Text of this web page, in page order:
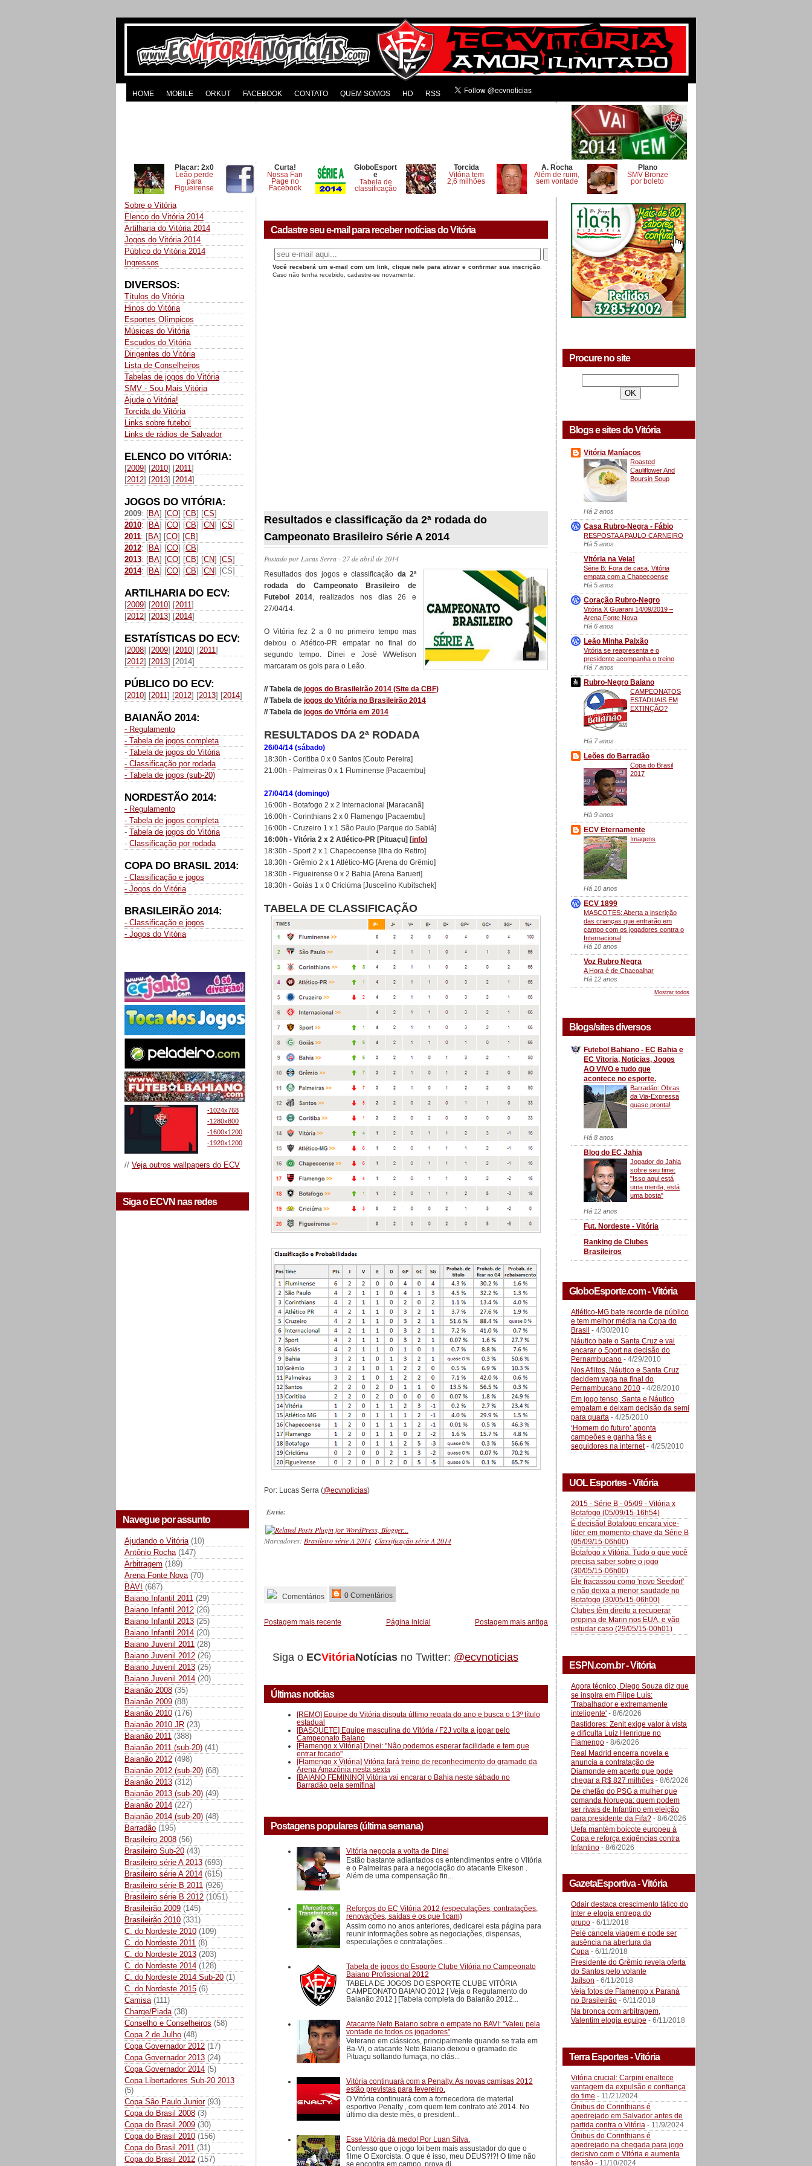
HOME MOBILE ORKUT FACEBOOK CONTATO QUEM SOMOS HD RSS
Placar: 2x0
Leão perde
para
Figueirense
Curta!
Nossa Fan
Page no
Facebook
GloboEsport
e
Tabela de
classificação
Torcida
Vitória tem
2,6 milhões
A. Rocha
Além de ruim,
sem vontade
Plano
SMV Bronze
por boleto
Sobre o Vitória
Elenco do Vitória 2014
Artilharia do Vitória 2014
Jogos do Vitória 2014
Público do Vitória 2014
Ingressos
DIVERSOS:
Títulos do Vitória
Hinos do Vitória
Esportes Olímpicos
Músicas do Vitória
Escudos do Vitória
Dirigentes do Vitória
Lista de Conselheiros
Tabelas de jogos do Vitória
SMV - Sou Mais Vitória
Ajude o Vitória!
Torcida do Vitória
Links sobre futebol
Links de rádios de Salvador
ELENCO DO VITÓRIA:
[2009] [2010] [2011]
[2012] [2013] [2014]
JOGOS DO VITÓRIA:
2009: [BA] [CO] [CB] [CS]
2010: [BA] [CO] [CB] [CN] [CS]
2011: [BA] [CO] [CB]
2012: [BA] [CO] [CB]
2013: [BA] [CO] [CB] [CN] [CS]
2014: [BA] [CO] [CB] [CN] [CS]
ARTILHARIA DO ECV:
[2009] [2010] [2011]
[2012] [2013] [2014]
ESTATÍSTICAS DO ECV:
[2008] [2009] [2010] [2011]
[2012] [2013] [2014]
PÚBLICO DO ECV:
[2010] [2011] [2012] [2013] [2014]
BAIANÃO 2014:
- Regulamento
- Tabela de jogos completa
- Tabela de jogos do Vitória
- Classificação por rodada
- Tabela de jogos (sub-20)
NORDESTÃO 2014:
- Regulamento
- Tabela de jogos completa
- Tabela de jogos do Vitória
- Classificação por rodada
COPA DO BRASIL 2014:
- Classificação e jogos
- Jogos do Vitória
BRASILEIRÃO 2014:
- Classificação e jogos
- Jogos do Vitória
-1024x768
-1280x800
-1600x1200
-1920x1200
// Veja outros wallpapers do ECV
Siga o ECVN nas redes
Navegue por assunto
Ajudando o Vitória (10)
Antônio Rocha (147)
Arbitragem (189)
Arena Fonte Nova (70)
BAVI (687)
Baiano Infantil 2011 (29)
Baiano Infantil 2012 (26)
Baiano Infantil 2013 (25)
Baiano Infantil 2014 (20)
Baiano Juvenil 2011 (28)
Baiano Juvenil 2012 (26)
Baiano Juvenil 2013 (25)
Baiano Juvenil 2014 (20)
Baianão 2008 (35)
Baianão 2009 (88)
Baianão 2010 (176)
Baianão 2010 JR (23)
Baianão 2011 (388)
Baianão 2011 (sub-20) (41)
Baianão 2012 (498)
Baianão 2012 (sub-20) (68)
Baianão 2013 (312)
Baianão 2013 (sub-20) (49)
Baianão 2014 (227)
Baianão 2014 (sub-20) (48)
Barradão (195)
Brasileiro 2008 (56)
Brasileiro Sub-20 (43)
Brasileiro série A 2013 (693)
Brasileiro série A 2014 (615)
Brasileiro série B 2011 (926)
Brasileiro série B 2012 (1051)
Brasileirão 2009 (145)
Brasileirão 2010 (331)
C. do Nordeste 2010 (109)
C. do Nordeste 2011 (8)
C. do Nordeste 2013 (203)
C. do Nordeste 2014 (128)
C. do Nordeste 2014 Sub-20 (1)
C. do Nordeste 2015 (6)
Camisa (111)
Charge/Piada (38)
Conselho e Conselheiros (58)
Copa 2 de Julho (48)
Copa Governador 2012 (17)
Copa Governador 2013 (24)
Copa Governador 2014 (5)
Copa Libertadores Sub-20 2013
(5)
Copa São Paulo Junior (93)
Copa do Brasil 2008 (3)
Copa do Brasil 2009 (30)
Copa do Brasil 2010 (156)
Copa do Brasil 2011 (31)
Copa do Brasil 2012 (157)
Cadastre seu e-mail para receber notícias do Vitória
Você receberá um e-mail com um link, clique nele para ativar e confirmar sua inscrição
Caso não tenha recebido, cadastre-se novamente.
Resultados e classificação da 2ª rodada do
Campeonato Brasileiro Série A 2014
Postado porLucas Serra- 27 de abril de 2014
Resultados dos jogos e classificação da 2ª
rodada do Campeonato Brasileiro de
Futebol 2014, realizados nos dias 26 e
27/04/14.
O Vitória fez 2 a 0 no primeiro tempo mas
deixou o Atlético-PR empatar no final do
segundo tempo. Dinei e José WWelison
marcaram os gols para o Leão.
// Tabela de jogos do Brasileirão 2014 (Site da CBF)
// Tabela de jogos do Vitória no Brasileirão 2014
// Tabela de jogos do Vitória em 2014
RESULTADOS DA 2ª RODADA
26/04/14 (sábado)
18:30h - Coritiba 0 x 0 Santos [Couto Pereira]
21:00h - Palmeiras 0 x 1 Fluminense [Pacaembu]
27/04/14 (domingo)
16:00h - Botafogo 2 x 2 Internacional [Maracanã]
16:00h - Corinthians 2 x 0 Flamengo [Pacaembu]
16:00h - Cruzeiro 1 x 1 São Paulo [Parque do Sabiá]
16:00h - Vitória 2 x 2 Atlético-PR [Pituaçu] [info]
18:30h - Sport 2 x 1 Chapecoense [Ilha do Retiro]
18:30h - Grêmio 2 x 1 Atlético-MG [Arena do Grêmio]
18:30h - Figueirense 0 x 2 Bahia [Arena Barueri]
18:30h - Goiás 1 x 0 Criciúma [Juscelino Kubitschek]
TABELA DE CLASSIFICAÇÃO
Por: Lucas Serra (@ecvnoticias)
Envie:
Marcadores: Brasileiro série A 2014, Classificação série A 2014
Comentários 0 Comentários
Postagem mais recente Postagem mais antiga
Página inicial
Siga o ECVitóriaNotícias no Twitter: @ecvnoticias
Últimas notícias
[REMO] Equipe do Vitória disputa último regata do ano e busca o 13º título
estadual
[BASQUETE] Equipe masculina do Vitória / F2J volta a jogar pelo
Campeonato Baiano
[Flamengo x Vitória] Dinei: "Não podemos esperar facilidade e tem que
entrar focado"
[Flamengo x Vitória] Vitória fará treino de reconhecimento do gramado da
Arena Amazônia nesta sexta
[BAIANO FEMININO] Vitória vai encarar o Bahia neste sábado no
Barradão pela semifinal
Postagens populares (última semana)
Vitória negocia a volta de Dinei
Estão bastante adiantados os entendimentos entre o Vitória
e o Palmeiras para a negociação do atacante Elkeson .
Além de uma compensação fin...
Reforços do EC Vitória 2012 (especulações, contratações,
renovações, saídas e os que ficam)
Assim como no anos anteriores, dedicarei esta página para
reunir informações sobre as negociações, dispensas,
especulações e contratações...
Tabela de jogos do Esporte Clube Vitória no Campeonato
Baiano Profissional 2012
TABELA DE JOGOS DO ESPORTE CLUBE VITÓRIA
CAMPEONATO BAIANO 2012 [ Veja o Regulamento do
Baianão 2012 ] [Tabela completa do Baianão 2012...
Atacante Neto Baiano sobre o empate no BAVI: "Valeu pela
vontade de todos os jogadores"
Veterano em clássicos, principalmente quando se trata em
Ba-Vi, o atacante Neto Baiano deixou o gramado de
Pituaçu soltando fumaça, no clás...
Vitória continuará com a Penalty. As novas camisas 2012
estão previstas para fevereiro.
O Vitória continuará com a fornecedora de material
esportivo Penalty , com quem tem contrato até 2014. No
último dia deste mês, o president...
Esse Vitória dá medo! Por Luan Silva.
Confesso que o jogo foi bem mais assustador do que o
filme O Exorcista. O que é isso, meu DEUS?!?! O time não
se encontra em campo, prova di...
Procure no site
Blogs e sites do Vitória
Vitória Maníacos
Roasted
Cauliflower And
Boursin Soup
Há 2 anos
Casa Rubro-Negra - Fábio
RESPOSTA A PAULO CARNEIRO
Há 5 anos
Vitória na Veia!
Série B: Fora de casa, Vitória
empata com a Chapecoense
Há 5 anos
Coração Rubro-Negro
Vitória X Guarani 14/09/2019 –
Arena Fonte Nova
Há 6 anos
Leão Minha Paixão
Vitória se reapresenta e o
presidente acompanha o treino
Há 7 anos
Rubro-Negro Baiano
CAMPEONATOS
ESTADUAIS EM
EXTINÇÃO?
Há 7 anos
Leões do Barradão
Copa do Brasil
2017
Há 9 anos
ECV Eternamente
Imagens
Há 10 anos
ECV 1899
MASCOTES: Aberta a inscrição
das crianças que entrarão em
campo com os jogadores contra o
Internacional
Há 10 anos
Voz Rubro Negra
A Hora é de Chacoalhar
Há 12 anos
Mostrar todos
Blogs/sites diversos
Futebol Bahiano - EC Bahia e
EC Vitoria, Noticias, Jogos
AO VIVO e tudo que
acontece no esporte.
Barradão: Obras
da Via-Expressa
quase pronta!
Há 8 anos
Blog do EC Jahia
Jogador do Jahia
sobre seu time:
"Isso aqui está
uma merda, está
uma bosta"
Há 12 anos
Fut. Nordeste - Vitória
Ranking de Clubes
Brasileiros
GloboEsporte.com - Vitória
Atlético-MG bate recorde de público
e tem melhor média na Copa do
Brasil - 4/30/2010
Náutico bate o Santa Cruz e vai
encarar o Sport na decisão do
Pernambucano - 4/29/2010
Nos Aflitos, Náutico e Santa Cruz
decidem vaga na final do
Pernambucano 2010 - 4/28/2010
Em jogo tenso, Santa e Náutico
empatam e deixam decisão da semi
para quarta - 4/25/2010
‘Homem do futuro’ aponta
campeões e ganha fãs e
seguidores na internet- 4/25/2010
UOL Esportes - Vitória
2015 - Série B - 05/09 - Vitória x
Botafogo (05/09/15-16h54)
É decisão! Botafogo encara vice-
líder em momento-chave da Série B
(05/09/15-06h00)
Botafogo x Vitória. Tudo o que você
precisa saber sobre o jogo
(30/05/15-06h00)
Ele fracassou como 'novo Seedorf'
e não deixa a menor saudade no
Botafogo (30/05/15-06h00)
Clubes têm direito a recuperar
propina de Marin nos EUA, e vão
estudar caso (29/05/15-00h01)
ESPN.com.br - Vitória
Agora técnico, Diego Souza diz que
se inspira em Filipe Luís:
'Trabalhador e extremamente
inteligente' - 8/6/2026
Bastidores: Zenit exige valor à vista
e dificulta Luiz Henrique no
Flamengo - 8/6/2026
Real Madrid encerra novela e
anuncia a contratação de
Diamonde em acerto que pode
chegar a R$ 827 milhões - 8/6/2026
De chefão do PSG a mulher que
comanda Noruega: quem podem
ser rivais de Infantino em eleição
para presidente da Fifa? - 8/6/2026
Uefa mantém boicote europeu à
Copa e reforça exigências contra
Infantino - 8/6/2026
GazetaEsportiva - Vitória
Odair destaca crescimento tático do
Inter e elogia entrega do
grupo - 6/11/2018
Pelé cancela viagem e pode ser
ausência na abertura da
Copa - 6/11/2018
Presidente do Grêmio revela oferta
do Santos pelo volante
Jaílson - 6/11/2018
Veja fotos de Flamengo x Paraná
no Brasileirão - 6/11/2018
Na bronca com arbitragem,
Valentim elogia equipe - 6/11/2018
Terra Esportes - Vitória
Vitória crucial: Carpini enaltece
vantagem da expulsão e confiança
do time - 11/21/2024
Ônibus do Corinthians é
apedrejado em Salvador antes de
partida contra o Vitória - 11/9/2024
Ônibus do Corinthians é
apedrejado na chegada para jogo
decisivo com o Vitória e aumenta
tensão - 11/10/2024